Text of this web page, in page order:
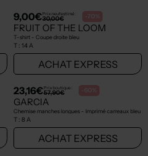
15,96€ 39,90€ -60%
PETROL INDUSTRIES
T :12 A
ACHAT EXPRESS